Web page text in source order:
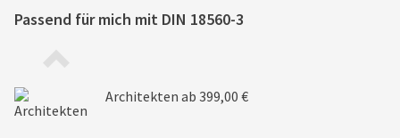
Passend für mich mit DIN 18560-3
Architekten ab 399,00 €